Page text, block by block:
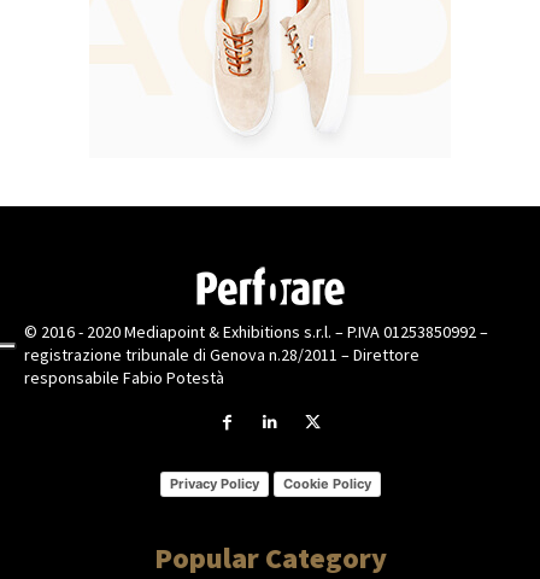
© 2016 - 2020 Mediapoint & Exhibitions s.r.l. – P.IVA 01253850992 –
registrazione tribunale di Genova n.28/2011 – Direttore
responsabile Fabio Potestà
Privacy Policy Cookie Policy
Popular Category